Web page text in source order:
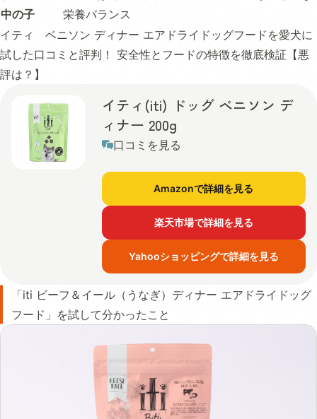
中の子
栄養バランス
イティ ベニソン ディナー エアドライドッグフードを愛犬に
試した口コミと評判！ 安全性とフードの特徴を徹底検証【悪
評は？】
イティ(iti) ドッグ ベニソン デ
ィナー 200g
口コミを見る
Amazonで詳細を見る
楽天市場で詳細を見る
Yahooショッピングで詳細を見る
「iti ビーフ＆イール（うなぎ）ディナー エアドライドッグ
フード」を試して分かったこと